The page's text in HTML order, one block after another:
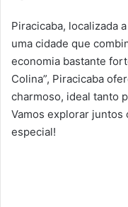
Piracicaba, localizada
uma cidade que
economia bastante
Colina”, Piracicaba
charmoso, ideal tanto
Vamos explorar juntos
especial!